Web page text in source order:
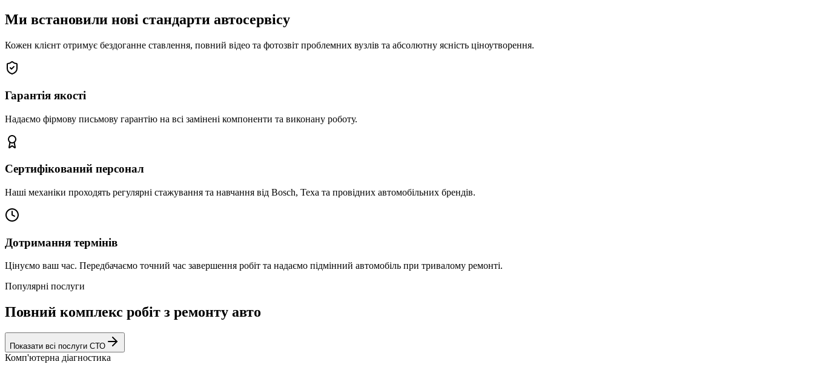
Ми встановили нові стандарти автосервісу
Кожен клієнт отримує бездоганне ставлення, повний відео та фотозвіт проблемних вузлів та абсолютну ясність ціноутворення.
Гарантія якості
Надаємо фірмову письмову гарантію на всі замінені компоненти та виконану роботу.
Сертифікований персонал
Наші механіки проходять регулярні стажування та навчання від Bosch, Texa та провідних автомобільних брендів.
Дотримання термінів
Цінуємо ваш час. Передбачаємо точний час завершення робіт та надаємо підмінний автомобіль при тривалому ремонті.
Популярні послуги
Повний комплекс робіт з ремонту авто
Показати всі послуги СТО
Комп'ютерна діагностика